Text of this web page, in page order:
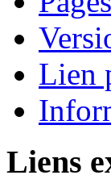
Lien
Liens